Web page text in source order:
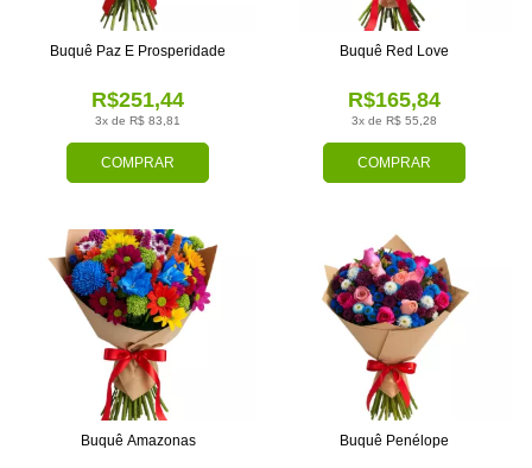
COMPRAR
3x de R$ 83,81
R$251,44
Buquê Paz E Prosperidade
COMPRAR
3x de R$ 55,28
R$165,84
Buquê Red Love
Buquê Amazonas Buquê Penélope